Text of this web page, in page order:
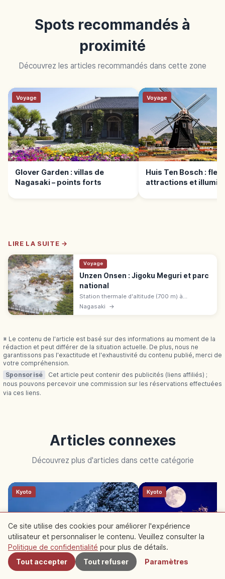
Spots recommandés à
proximité
Découvrez les articles recommandés dans cette zone
Voyage
Glover Garden : villas de
Nagasaki – points forts
Voyage
Huis Ten Bosch :
attractions et
LIRE LA SUITE →
Voyage
Unzen Onsen : Jigoku Meguri et parc
national
Station thermale d'altitude (700 m) à
Shimabara (Nagasaki), au cœur du premier
parc national du Japon (1934). Unzen Jigoku,
Nagasaki →
※ Le contenu de l'article est basé sur des informations au moment de la
rédaction et peut différer de la situation actuelle. De plus, nous ne
garantissons pas l'exactitude et l'exhaustivité du contenu publié, merci de
votre compréhension.
Sponsorisé
Cet article peut contenir des publicités (liens affiliés) ;
nous pouvons percevoir une commission sur les réservations effectuées
via ces liens.
Articles connexes
Découvrez plus d'articles dans cette catégorie
Kyoto
Funaya d’Ine Kyoto : village de
Kyoto
Parc Maruyama
À proximité
Ce site utilise des cookies pour améliorer l'expérience
utilisateur et personnaliser le contenu. Veuillez consulter la
Politique de confidentialité pour plus de détails.
Tout accepter
Tout refuser Paramètres